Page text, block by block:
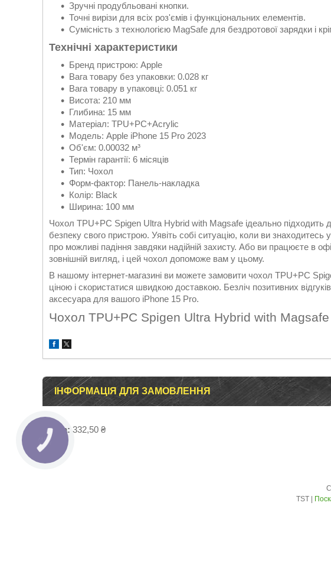
Зручні продубльовані кнопки.
Точні вирізи для всіх роз'ємів і функціональних елементів.
Сумісність з технологією MagSafe для бездротової зарядки і
Технічні характеристики
Бренд пристрою: Apple
Вага товару без упаковки: 0.028 кг
Вага товару в упаковці: 0.051 кг
Висота: 210 мм
Глибина: 15 мм
Матеріал: TPU+PC+Acrylic
Модель: Apple iPhone 15 Pro 2023
Об'єм: 0.00032 м³
Термін гарантії: 6 місяців
Тип: Чохол
Форм-фактор: Панель-накладка
Колір: Black
Ширина: 100 мм
Чохол TPU+PC Spigen Ultra Hybrid with Magsafe ідеально підходить
безпеку свого пристрою. Уявіть собі ситуацію, коли ви знаходитесь
про можливі падіння завдяки надійній захисту. Або ви працюєте в
зовнішній вигляд, і цей чохол допоможе вам у цьому.
В нашому інтернет-магазині ви можете замовити чохол TPU+PC
ціною і скористатися швидкою доставкою. Безліч позитивних
аксесуара для вашого iPhone 15 Pro.
Чохол TPU+PC Spigen Ultra Hybrid with
ІНФОРМАЦІЯ ДЛЯ ЗАМОВЛЕННЯ
Ціна: 332,50 ₴